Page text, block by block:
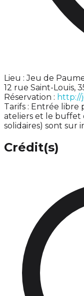
Lieu : Jeu de
12 rue Saint-Louis,
Réservation : http://
Tarifs : Entrée libre
ateliers et le buffet
solidaires) sont sur
Crédit(s)